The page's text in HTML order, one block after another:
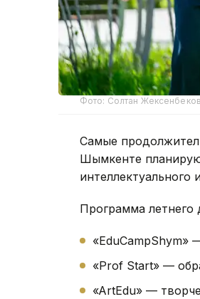
Фото: Солтан
Самые
Шымкенте
интеллектуального
Программа летнего
«EduCampShym»
«Prof Start» —
«ArtEdu» —